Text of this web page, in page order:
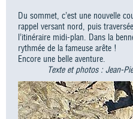
Du sommet, c’est une nouvelle
rappel versant nord, puis
l’itinéraire midi-plan. Dans la
rythmée de la fameuse arête !
Encore une belle aventure.
Texte et photos : Jean-